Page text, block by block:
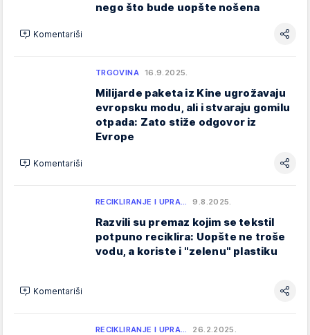
nego što bude uopšte nošena
Komentariši
TRGOVINA 16.9.2025.
Milijarde paketa iz Kine ugrožavaju
evropsku modu, ali i stvaraju gomilu
otpada: Zato stiže odgovor iz
Evrope
Komentariši
RECIKLIRANJE I UPRA… 9.8.2025.
Razvili su premaz kojim se tekstil
potpuno reciklira: Uopšte ne troše
vodu, a koriste i "zelenu" plastiku
Komentariši
RECIKLIRANJE I UPRA… 26.2.2025.